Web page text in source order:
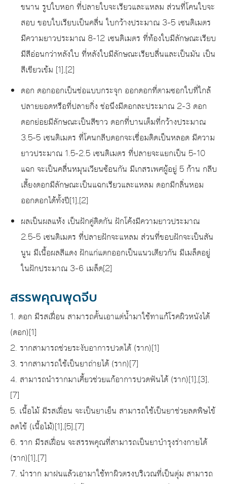
ขนาน รูปใบหอก ที่ปลายใบจะเรียวและแหลม ส่วนที่โคนใบจะ
สอบ ขอบใบเรียบเป็นคลื่น ใบกว้างประมาณ 3-5 เซนติเมตร
มีความยาวประมาณ 8-12 เซนติเมตร ที่ท้องใบมีลักษณะเรียบ
มีสีอ่อนกว่าหลังใบ ที่หลังใบมีลักษณะเรียบลื่นและเป็นมัน เป็น
สีเขียวเข้ม [1],[2]
ดอก ดอกออกเป็นช่อแบบกระจุก ออกดอกที่ตามซอกใบที่ใกล้
ปลายยอดหรือที่ปลายกิ่ง ช่อนึงมีดอกละประมาณ 2-3 ดอก
ดอกย่อยมีลักษณะเป็นสีขาว ดอกที่บานเต็มที่กว้างประมาณ
3.5-5 เซนติเมตร ที่โคนกลีบดอกจะเชื่อมติดเป็นหลอด มีความ
ยาวประมาณ 1.5-2.5 เซนติเมตร ที่ปลายจะแยกเป็น 5-10
แฉก จะเป็นคลื่นหมุนเวียนซ้อนกัน มีเกสรเพศผู้อยู่ 5 ก้าน กลีบ
เลี้ยงดอกมีลักษณะเป็นแฉกเรียวและแหลม ดอกมีกลิ่นหอม
ออกดอกได้ทั้งปี[1],[2]
ผลเป็นผลแห้ง เป็นฝักคู่ติดกัน ฝักโค้งมีความยาวประมาณ
2.5-5 เซนติเมตร ที่ปลายฝักจะแหลม ส่วนที่ขอบฝักจะเป็นสัน
นูน มีเนื้อผลสีแดง ฝักแก่แตกออกเป็นแนวเดียวกัน มีเมล็ดอยู่
ในฝักประมาณ 3-6 เมล็ด[2]
สรรพคุณพุดจีบ
1. ดอก มีรสเฝื่อน สามารถคั้นเอาแต่น้ำมาใช้ทาแก้โรคผิวหนังได้
(ดอก)[1]
2. รากสามารถช่วยระงับอาการปวดได้ (ราก)[1]
3. รากสามารถใช้เป็นยาถ่ายได้ (ราก)[7]
4. สามารถนำรากมาเคี้ยวช่วยแก้อาการปวดฟันได้ (ราก)[1],[3],
[7]
5. เนื้อไม้ มีรสเฝื่อน จะเป็นยาเย็น สามารถใช้เป็นยาช่วยลดพิษไข้
ลดไข้ (เนื้อไม้)[1],[5],[7]
6. ราก มีรสเฝื่อน จะสรรพคุณที่สามารถเป็นยาบำรุงร่างกายได้
(ราก)[1],[7]
7. นำราก มาฝนแล้วเอามาใช้ทาผิวตรงบริเวณที่เป็นตุ่ม สามารถ